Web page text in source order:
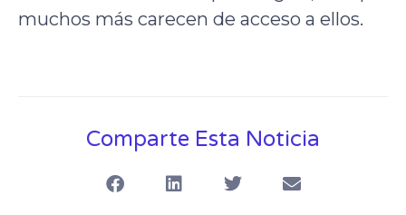
muchos más carecen de acceso a ellos.
Comparte Esta Noticia